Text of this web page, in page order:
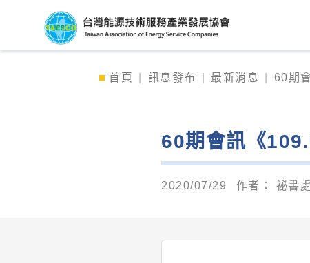
台灣能源技術服務
首頁 訊息發布 最新消息 60期
60期會訊《
2020/07/29 作者： 祕書處